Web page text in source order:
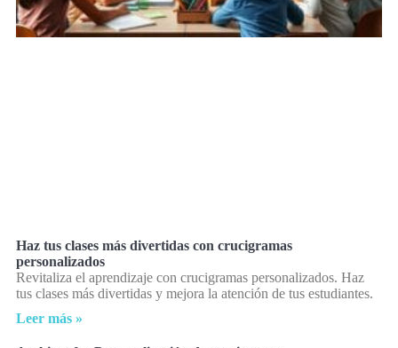
Haz tus clases más divertidas con crucigramas
personalizados
Revitaliza el aprendizaje con crucigramas personalizados. Haz
tus clases más divertidas y mejora la atención de tus estudiantes.
Leer más »